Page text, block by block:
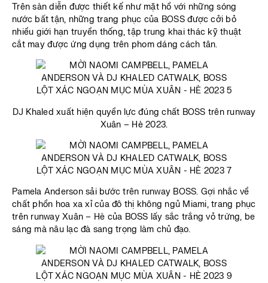
Trên sàn diễn được thiết kế như mặt hồ với những sóng
nước bất tận, những trang phục của BOSS được cởi bỏ
nhiều giới hạn truyền thống, tập trung khai thác kỹ thuật
cắt may được ứng dụng trên phom dáng cách tân.
DJ Khaled xuất hiện quyền lực đúng chất BOSS trên runway
Xuân – Hè 2023.
Pamela Anderson sải bước trên runway BOSS. Gợi nhắc về
chất phồn hoa xa xỉ của đô thị không ngủ Miami, trang phục
trên runway Xuân – Hè của BOSS lấy sắc trắng vỏ trứng, be
sáng mà nâu lạc đà sang trọng làm chủ đạo.